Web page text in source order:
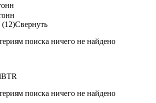
(12)Свернуть
поиска ничего не найдено
поиска ничего не найдено